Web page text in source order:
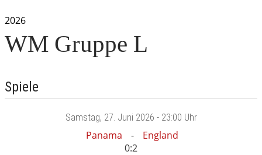
2026
WM Gruppe L
Spiele
Samstag, 27. Juni 2026 - 23:00 Uhr
Panama
England
0:2